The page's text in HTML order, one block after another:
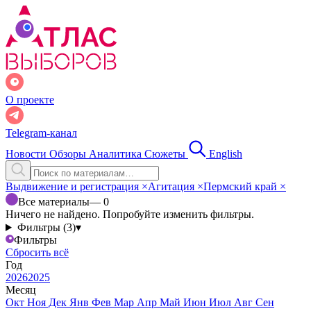
О проекте
Telegram-канал
Новости Обзоры Аналитика Сюжеты English
Выдвижение и регистрация ×Агитация ×Пермский край ×
Все материалы— 0
Ничего не найдено. Попробуйте изменить фильтры.
Фильтры (3)▾
Фильтры
Сбросить всё
Год
20262025
Месяц
Окт Ноя Дек Янв Фев Мар Апр Май Июн Июл Авг Сен